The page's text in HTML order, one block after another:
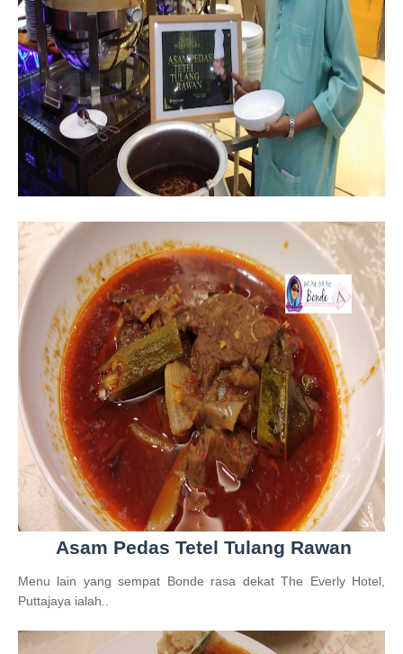
Asam Pedas Tetel Tulang Rawan
Menu lain yang sempat Bonde rasa dekat The Everly Hotel,
Puttajaya ialah..